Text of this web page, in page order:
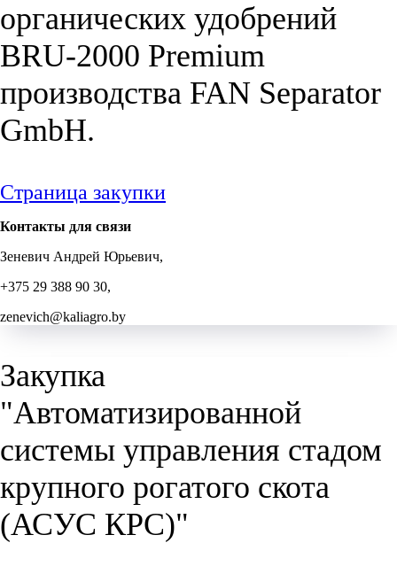
органических удобрений
BRU-2000 Premium
производства FAN Separator
GmbH.
Страница закупки
Контакты для связи
Зеневич Андрей Юрьевич,
+375 29 388 90 30,
zenevich@kaliagro.by
Закупка
"Автоматизированной
системы управления стадом
крупного рогатого скота
(АСУС КРС)"